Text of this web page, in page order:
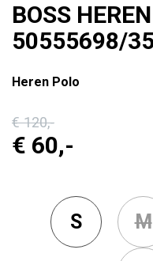
BOSS
50555698/
Heren Polo
€ 120,-
€ 60,-
S M